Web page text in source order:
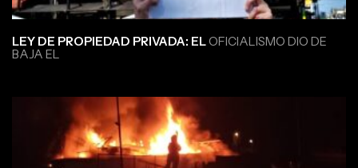
LEY DE PROPIEDAD PRIVADA: ELOFICIALISMO DIO DE
BAJA EL